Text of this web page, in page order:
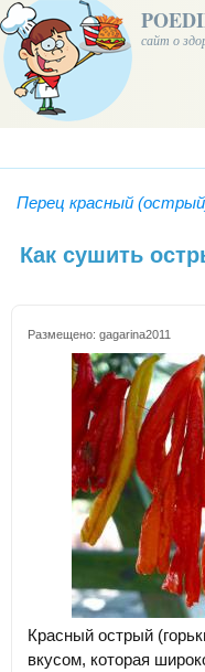
сайт о
Перец красный
Как сушить
Размещено: gagarina2011
Красный острый
вкусом, которая